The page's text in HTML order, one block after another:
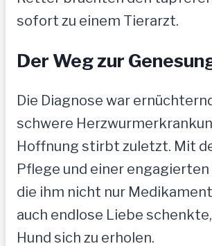
sofort zu einem Tierarzt.
Der Weg zur
Die Diagnose war
schwere
Hoffnung stirbt zuletzt. Mit
Pflege und einer
die ihm nicht nur
auch endlose Liebe
Hund sich zu erholen.